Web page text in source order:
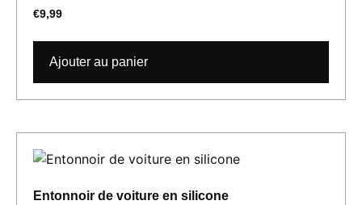
€9,99
Ajouter au panier
Entonnoir de voiture en silicone